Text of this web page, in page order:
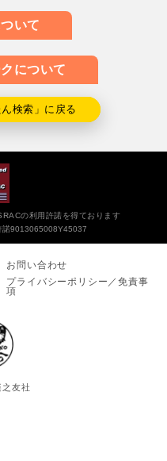
いて
について
検索」に戻る
の利用許諾を得ております
諾9013065008Y45037
お問い合わせ
プライバシーポリシー／免責事
項
友社